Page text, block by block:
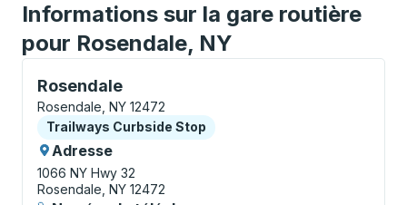
Informations sur la gare routière
pour Rosendale, NY
Rosendale
Curbside Stop, utilisez les touches fléchées ou la
Rosendale, NY 12472
Curbside Stop
Trailways Curbside Stop
Adresse
1066 NY Hwy 32
Rosendale, NY 12472